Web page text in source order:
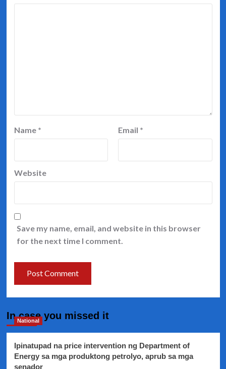
Name * Email *
Website
Save my name, email, and website in this browser
for the next time I comment.
In case you missed it
National
Ipinatupad na price intervention ng Department of
Energy sa mga produktong petrolyo, aprub sa mga
senador